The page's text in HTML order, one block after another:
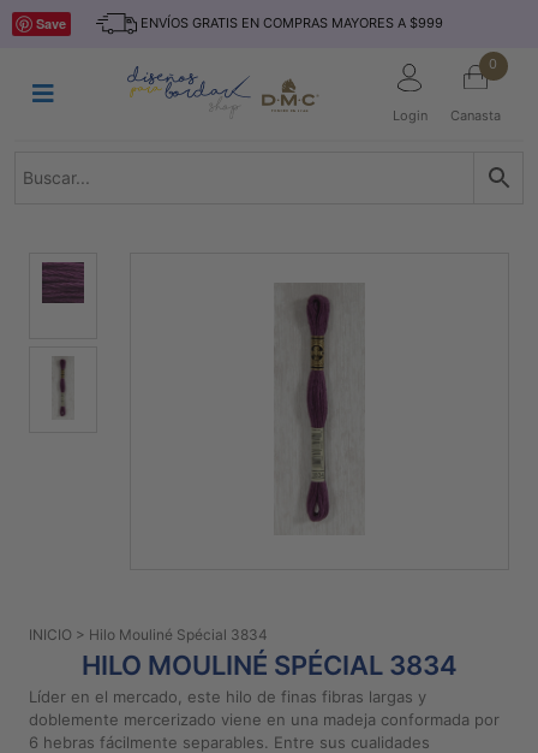
Saltar
ENVÍOS GRATIS EN COMPRAS MAYORES A $999
Login
0
Canasta
INICIO
TEJIDO
TELAS
MARCAS
NOVEDADES
Preguntas
frecuentes
Aviso De
Privacidad
Save
INICIO > Hilo Mouliné Spécial 3834
HILO MOULINÉ SPÉCIAL 3834
Líder en el mercado, este hilo de finas fibras largas y
doblemente mercerizado viene en una madeja conformada por
6 hebras fácilmente separables. Entre sus cualidades